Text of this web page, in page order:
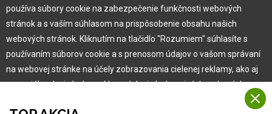
Pre zákazníka
Garancia najlepšej ceny
Užívateľský manuál
používa súbory cookie na zabezpečenie funkčnosti webových
stránok a s vaším súhlasom na prispôsobenie obsahu našich
webových stránok. Kliknutím na tlačidlo "Rozumiem" súhlasíte s
používaním súborov cookie a s prenosom údajov o vašom správaní
na webovej stránke na účely zobrazovania cielenej reklamy, ako aj
na sociálnych sieťach a reklamných sieťach na iných webových